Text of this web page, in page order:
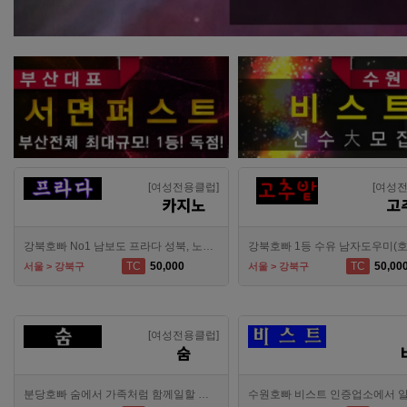
[여성전용클럽]
카지노
강북호빠 No1 남보도 프라다 성북, 노원, 강북, 수유 원콜
서울 > 강북구 TC 50,000
[여성
고
서울 > 강북구 TC
[여성전용클럽]
숨
분당호빠 숨에서 가족처럼 함께일할 알바 분들을 모십니다.